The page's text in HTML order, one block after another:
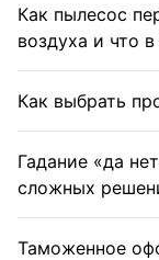
Как пылесос
воздуха и что
Как выбрать
Гадание «да
сложных
Таможенное